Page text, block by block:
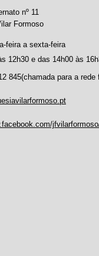
nº 11
Formoso
feira a sexta-feira
12h30 e das 14h00 às
845(chamada para a rede